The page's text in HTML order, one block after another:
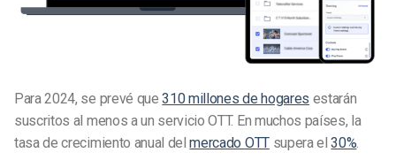
Para 2024, se prevé que310 millones de hogares estarán
suscritos al menos a un servicio OTT. En muchos países, la
tasa de crecimiento anual delmercado OTTsupera el30%.